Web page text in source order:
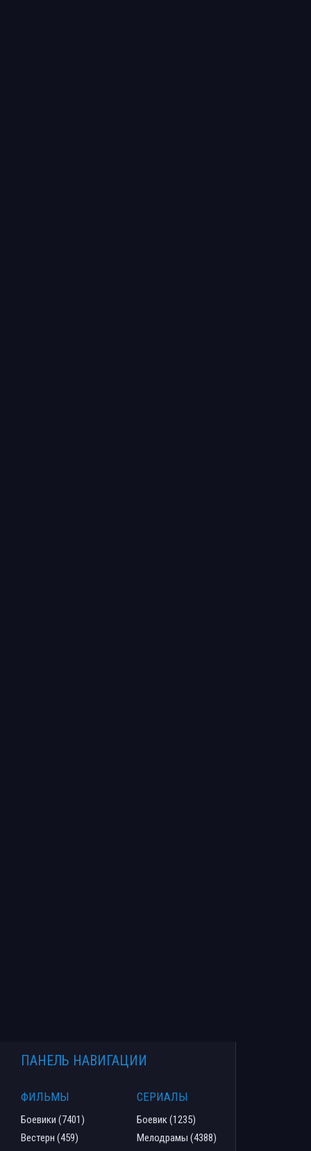
ПАНЕЛЬ НАВИГАЦИИ
ФИЛЬМЫ
Боевики (7401)
Вестерн (459)
СЕРИАЛЫ
Боевик (1235)
Мелодрамы (4388)